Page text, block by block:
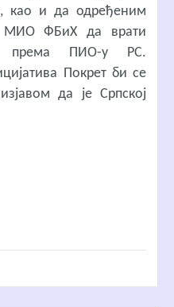
као и да одређеним
МИО ФБиХ да врати
према ПИО-у РС.
Покрет би се
да је Српској